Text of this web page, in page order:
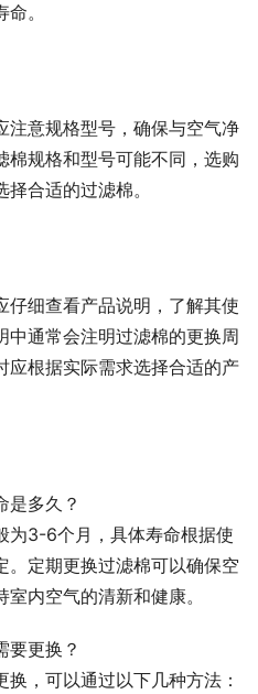
。
注意规格型号，确保与空气净
棉规格和型号可能不同，选购
合适的过滤棉。
仔细查看产品说明，了解其使
中通常会注明过滤棉的更换周
应根据实际需求选择合适的产
是多久？
为3-6个月，具体寿命根据使
。定期更换过滤棉可以确保空
内空气的清新和健康。
要更换？
，可以通过以下几种方法：